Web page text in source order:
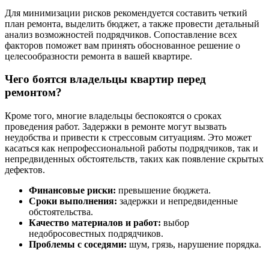
Для минимизации рисков рекомендуется составить четкий
план ремонта, выделить бюджет, а также провести детальный
анализ возможностей подрядчиков. Сопоставление всех
факторов поможет вам принять обоснованное решение о
целесообразности ремонта в вашей квартире.
Чего боятся владельцы квартир перед
ремонтом?
Кроме того, многие владельцы беспокоятся о сроках
проведения работ. Задержки в ремонте могут вызвать
неудобства и привести к стрессовым ситуациям. Это может
касаться как непрофессиональной работы подрядчиков, так и
непредвиденных обстоятельств, таких как появление скрытых
дефектов.
Финансовые риски: превышение бюджета.
Сроки выполнения: задержки и непредвиденные
обстоятельства.
Качество материалов и работ: выбор
недобросовестных подрядчиков.
Проблемы с соседями: шум, грязь, нарушение порядка.